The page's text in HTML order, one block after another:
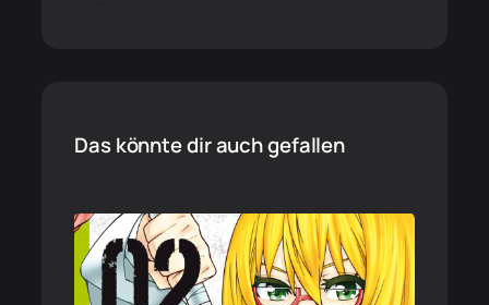
Das könnte dir auch gefallen